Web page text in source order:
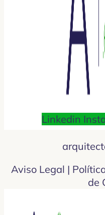
Linkedin
Aviso Legal |
de